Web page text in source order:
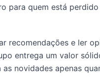
para quem está
recomendações e ler
entrega um valor
novidades apenas